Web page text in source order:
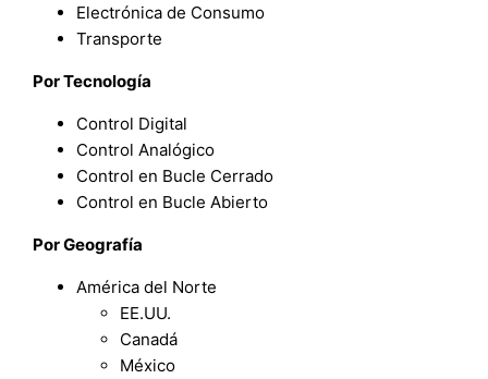
Electrónica de Consumo
Transporte
Por Tecnología
Control Digital
Control Analógico
Control en Bucle Cerrado
Control en Bucle Abierto
Por Geografía
América del Norte
EE.UU.
Canadá
México